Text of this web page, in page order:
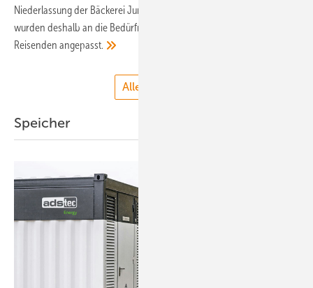
Niederlassung der Bäckerei Junge, direkt an der B105. Die Ladesäulen
wurden deshalb an die Bedürfnisse der Bäckereikunden und der
Reisenden angepasst.
Alle anzeigen
Speicher